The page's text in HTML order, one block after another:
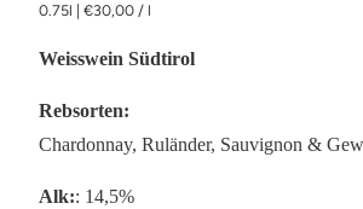
0.75l €30,00/ l
Weisswein Südtirol
Rebsorten:
Chardonnay, Ruländer, Sauvignon &
Alk:: 14,5%